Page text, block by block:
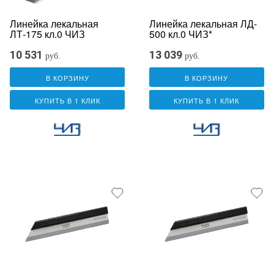
Линейка лекальная
ЛТ-175 кл.0 ЧИЗ
10 531 руб.
В КОРЗИНУ
КУПИТЬ В 1 КЛИК
Линейка лекальная ЛД-
500 кл.0 ЧИЗ*
13 039 руб.
В КОРЗИНУ
КУПИТЬ В 1 КЛИК